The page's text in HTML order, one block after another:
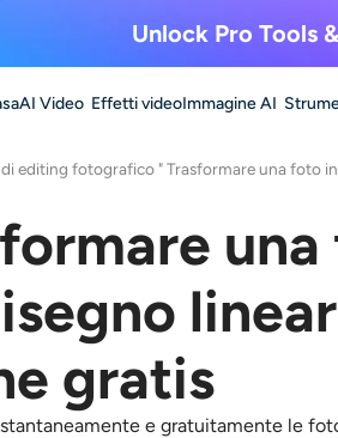
Unlock Pro Tools
AI Video Effetti videoImmagine AI
editing fotografico "Trasformare una foto
gratis
e gratuitamente le